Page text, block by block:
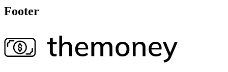
Footer